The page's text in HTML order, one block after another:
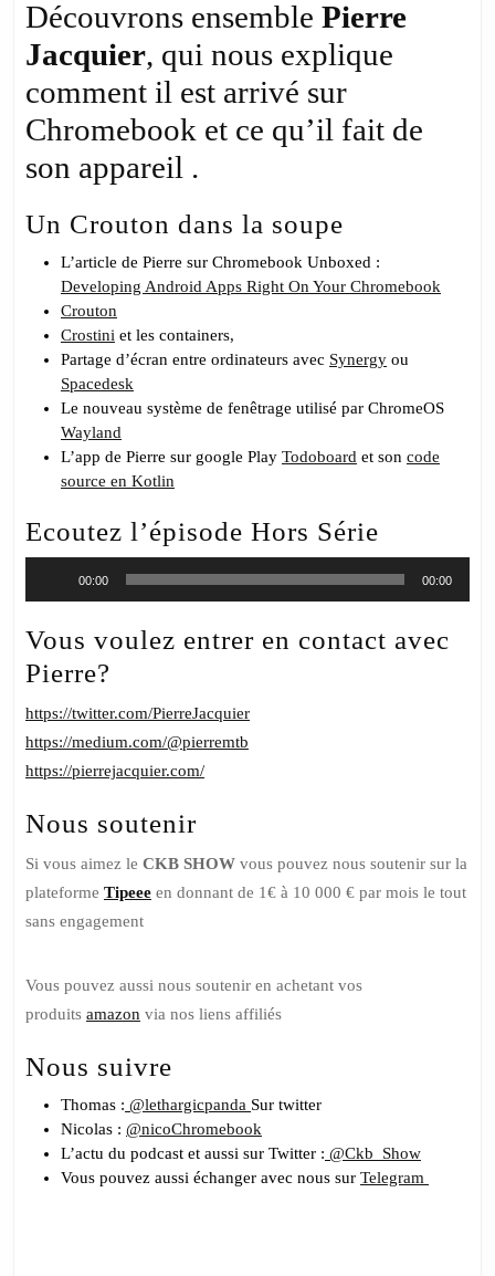
Découvrons ensemble Pierre
Jacquier, qui nous explique
comment il est arrivé sur
Chromebook et ce qu’il fait de
son appareil .
Un Crouton dans la soupe
L’article de Pierre sur Chromebook Unboxed :
Developing Android Apps Right On Your Chromebook
Crouton
Crostini et les containers,
Partage d’écran entre ordinateurs avec Synergy ou
Spacedesk
Le nouveau système de fenêtrage utilisé par ChromeOS
Wayland
L’app de Pierre sur google Play Todoboard et son code
source en Kotlin
Ecoutez l’épisode Hors Série
audio
00:00 00:00
Vous voulez entrer en contact avec
Pierre?
https://twitter.com/PierreJacquier
https://medium.com/@pierremtb
https://pierrejacquier.com/
Nous soutenir
Si vous aimez le CKB SHOW vous pouvez nous soutenir sur la
plateforme Tipeee en donnant de 1€ à 10 000 € par mois le tout
sans engagement
Vous pouvez aussi nous soutenir en achetant vos
produits amazon via nos liens affiliés
Nous suivre
Thomas : @lethargicpanda Sur twitter
Nicolas : @nicoChromebook
L’actu du podcast et aussi sur Twitter : @Ckb_Show
Vous pouvez aussi échanger avec nous sur Telegram